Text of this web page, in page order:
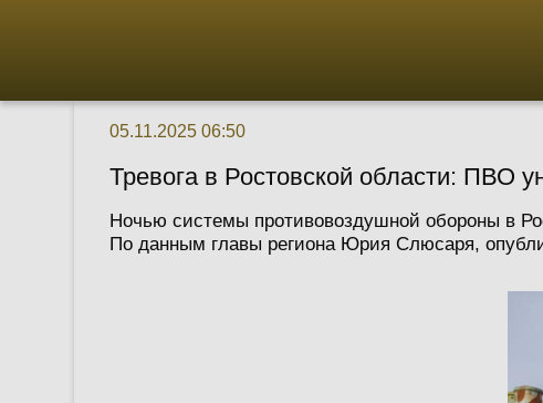
05.11.2025 06:50
Тревога в Ростовской области: ПВО
Ночью системы противовоздушной обороны в
По данным главы региона Юрия Слюсаря,